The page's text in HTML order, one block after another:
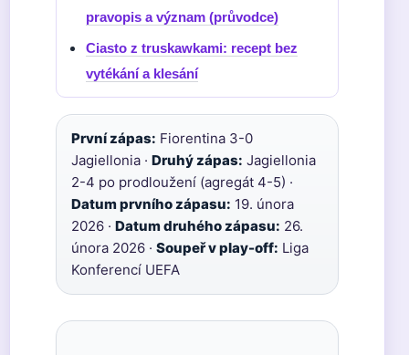
pravopis a význam (průvodce)
Ciasto z truskawkami: recept bez
vytékání a klesání
První zápas: Fiorentina 3-0
Jagiellonia · Druhý zápas: Jagiellonia
2-4 po prodloužení (agregát 4-5) ·
Datum prvního zápasu: 19. února
2026 · Datum druhého zápasu: 26.
února 2026 · Soupeř v play-off: Liga
Konferencí UEFA